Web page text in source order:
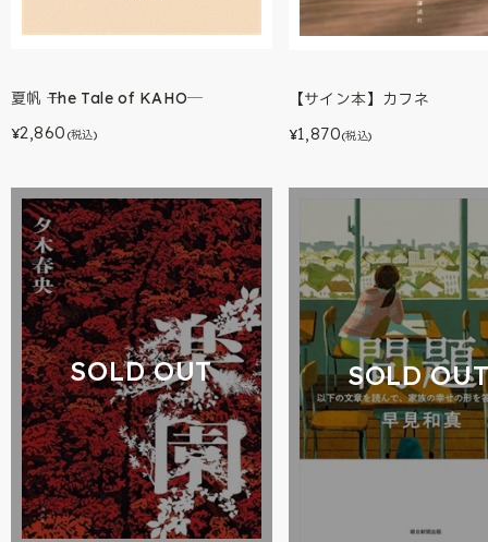
夏帆 ─The Tale of KAHO─
¥2,860 (税込)
【サイン本】カフネ
¥1,870(税込)
SOLD OUT SOLD